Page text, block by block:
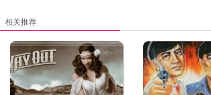
相关推荐